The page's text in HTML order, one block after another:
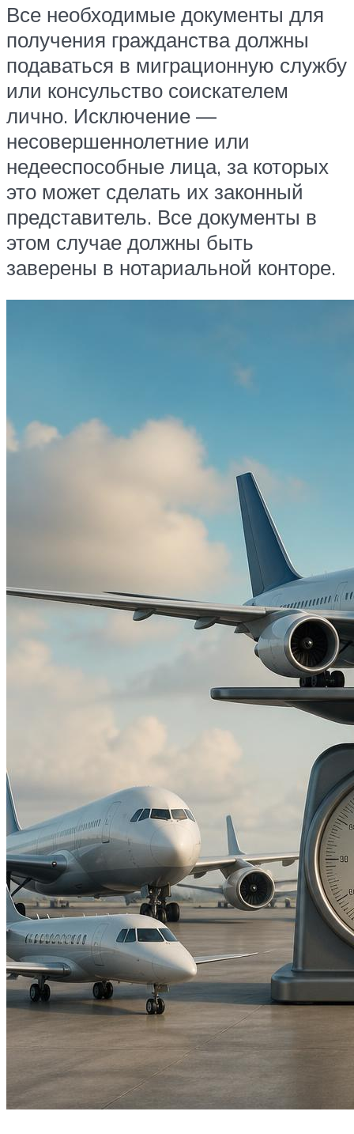
Все необходимые документы для
получения гражданства должны
подаваться в миграционную службу
или консульство соискателем
лично. Исключение —
несовершеннолетние или
недееспособные лица, за которых
это может сделать их законный
представитель. Все документы в
этом случае должны быть
заверены в нотариальной конторе.